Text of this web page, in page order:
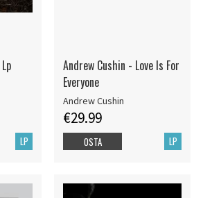
LP
Andrew Cushin - Love Is For
Everyone
Andrew Cushin
€29.99
LP
OSTA